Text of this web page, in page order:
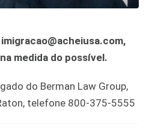
medida do possível.
do Berman Law Group,
telefone 800-375-5555